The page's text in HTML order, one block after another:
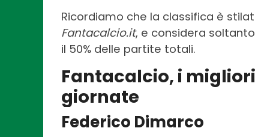
Ricordiamo che la classifica è
Fantacalcio.it, e considera
il 50% delle partite totali.
Fantacalcio, i
giornate
Federico Dimarco